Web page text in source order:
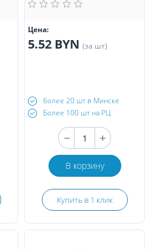
Цена:
5.52 BYN (за шт)
более 20 шт в Минске
Более 100 шт на РЦ
В корзину
Купить в 1 клик